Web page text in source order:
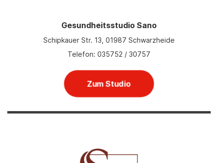
Gesundheitsstudio Sano
Schipkauer Str. 13, 01987 Schwarzheide
Telefon: 035752 / 30757
Zum Studio